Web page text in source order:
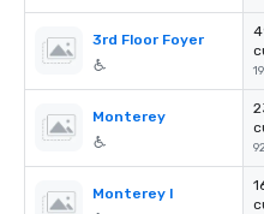
3rd Floor Foyer
Monterey
Monterey I